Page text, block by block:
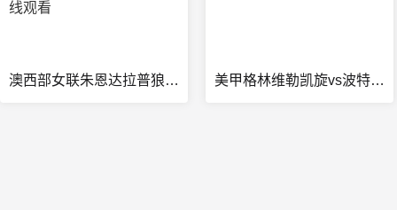
澳西部女联朱恩达拉普狼女篮vs珀斯红背蜘蛛女篮在线观看 美甲格林维勒凯旋vs波特兰松之心在线观看